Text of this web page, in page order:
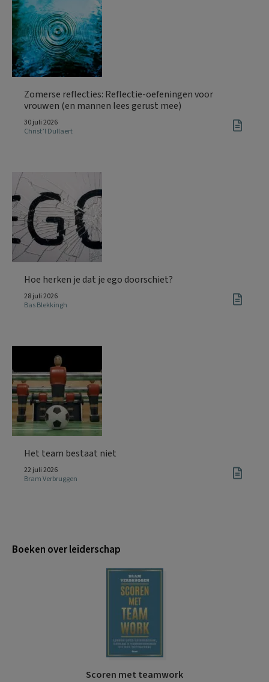
Zomerse reflecties: Reflectie-oefeningen voor
vrouwen (en mannen lees gerust mee)
30 juli 2026
Christ’l Dullaert
Hoe herken je dat je ego doorschiet?
28 juli 2026
Bas Blekkingh
Het team bestaat niet
22 juli 2026
Bram Verbruggen
Boeken over leiderschap
Scoren met teamwork